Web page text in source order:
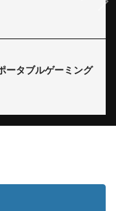
ータブルゲーミング